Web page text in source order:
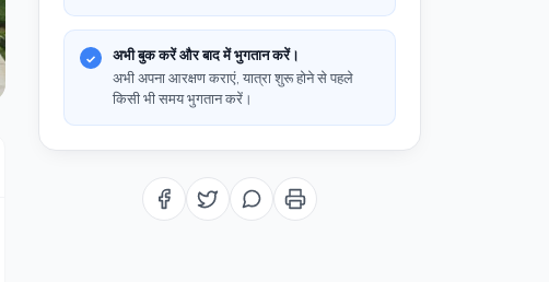
अभी बुक करें और बाद में भुगतान करें।
अभी अपना आरक्षण कराएं, यात्रा शुरू होने से पहले
किसी भी समय भुगतान करें।